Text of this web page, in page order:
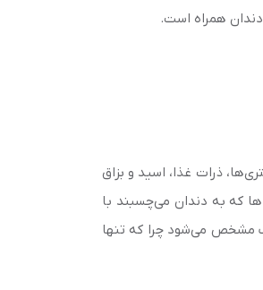
همراه است.
ذرات غذا، اسید و بزاق
که به دندان می‌چسبند با
مشخص می‌شود چرا که تنها